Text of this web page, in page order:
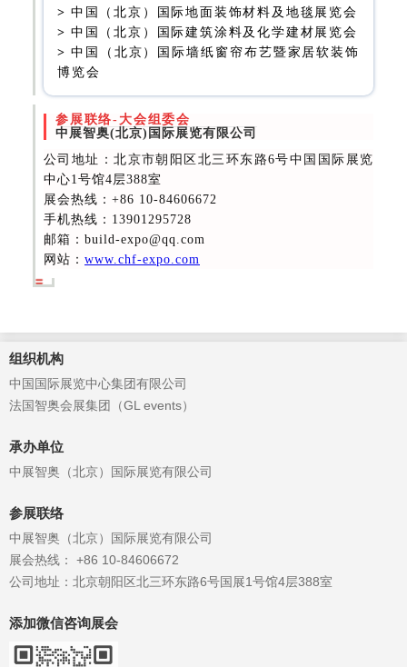
> 中国（北京）国际地面装饰材料及地毯展览会
> 中国（北京）国际建筑涂料及化学建材展览会
> 中国（北京）国际墙纸窗帘布艺暨家居软装饰
博览会
参展联络-大会组委会
中展智奥(北京)国际展览有限公司
公司地址：北京市朝阳区北三环东路6号中国国际展览
中心1号馆4层388室
展会热线 ：+86 10-84606672
手机热线：13901295728
邮箱：build-expo@qq.com
网站： www.chf-expo.com
组织机构
中国国际展览中心集团有限公司
法国智奥会展集团（GL events）
承办单位
中展智奥（北京）国际展览有限公司
参展联络
中展智奥（北京）国际展览有限公司
展会热线： +86 10-84606672
公司地址：北京朝阳区北三环东路6号国展1号馆4层388室
添加微信咨询展会